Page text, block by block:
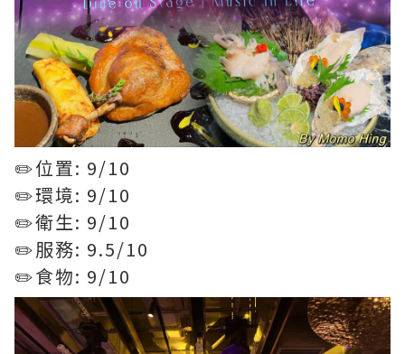
✏️位置: 9/10
✏️環境: 9/10
✏️衛生: 9/10
✏️服務: 9.5/10
✏️食物: 9/10